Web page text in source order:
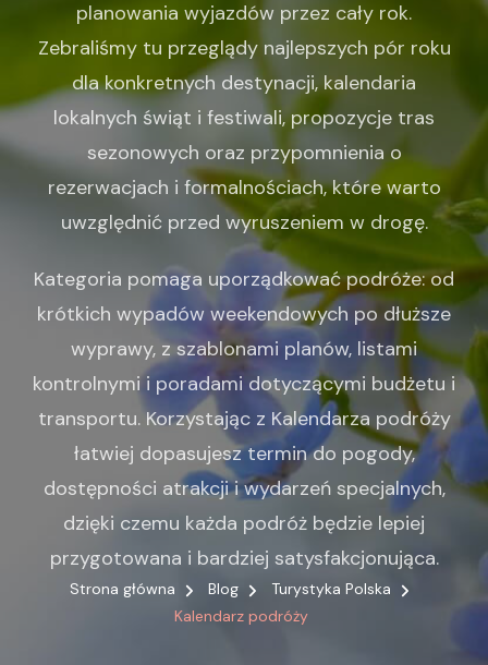
planowania wyjazdów przez cały rok.
Zebraliśmy tu przeglądy najlepszych pór roku
dla konkretnych destynacji, kalendaria
lokalnych świąt i festiwali, propozycje tras
sezonowych oraz przypomnienia o
rezerwacjach i formalnościach, które warto
uwzględnić przed wyruszeniem w drogę.
Kategoria pomaga uporządkować podróże: od
krótkich wypadów weekendowych po dłuższe
wyprawy, z szablonami planów, listami
kontrolnymi i poradami dotyczącymi budżetu i
transportu. Korzystając z Kalendarza podróży
łatwiej dopasujesz termin do pogody,
dostępności atrakcji i wydarzeń specjalnych,
dzięki czemu każda podróż będzie lepiej
przygotowana i bardziej satysfakcjonująca.
Strona główna Blog
Turystyka Polska
Kalendarz podróży